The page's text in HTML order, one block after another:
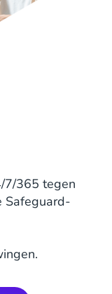
7/365 tegen
Safeguard-